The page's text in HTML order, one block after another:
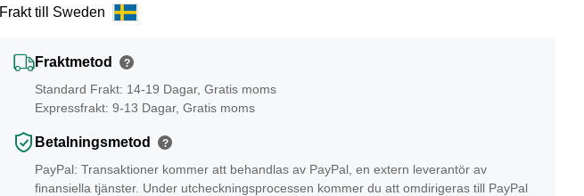
Frakt till Sweden
Fraktmetod ?
Standard Frakt: 14-19 Dagar, Gratis moms
Expressfrakt: 9-13 Dagar, Gratis moms
Betalningsmetod ?
PayPal: Transaktioner kommer att behandlas av PayPal, en extern leverantör av
finansiella tjänster. Under utcheckningsprocessen kommer du att omdirigeras till PayPal